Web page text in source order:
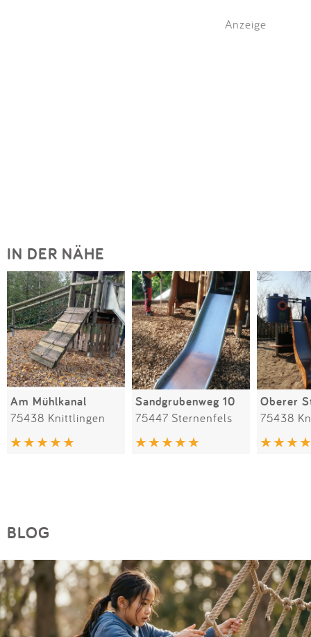
Anzeige
IN DER NÄHE
Am Mühlkanal
75438 Knittlingen
Sandgrubenweg 10
75447 Sternenfels 75438
BLOG